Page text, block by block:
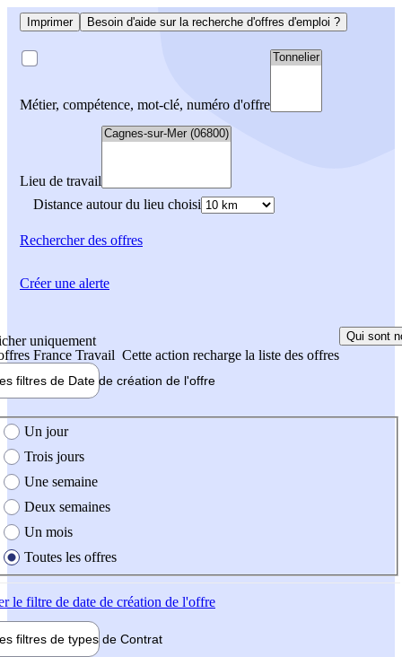
Imprimer Besoin d'aide sur la recherche d'offres d'emploi ?
Métier, compétence, mot-clé, numéro d'offre
Lieu de travail
Distance autour du lieu choisi
Rechercherdes offres
uniquement
France Travail Cette action recharge la liste des offres
Qui sont
filtres de Date de création de l'offre
création de l'offre
Un jour
Trois jours
Une semaine
Deux semaines
Un mois
Toutes les offres
le filtre de date de création de l'offre
filtres de types de Contrat
Créer une alerte